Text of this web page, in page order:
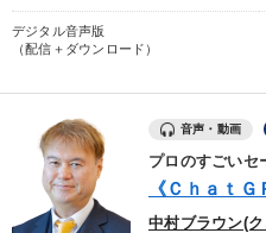
デジタル音声版
（配信＋ダウンロード）
音声・動画
プロのすごいセ
《Ｃｈａｔ
中村ブラウン(